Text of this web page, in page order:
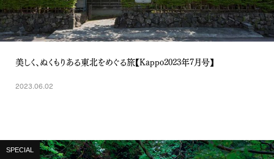
美しく、ぬくもりある東北をめぐる旅【Kappo2023年7月号】
2023.06.02
SPECIAL